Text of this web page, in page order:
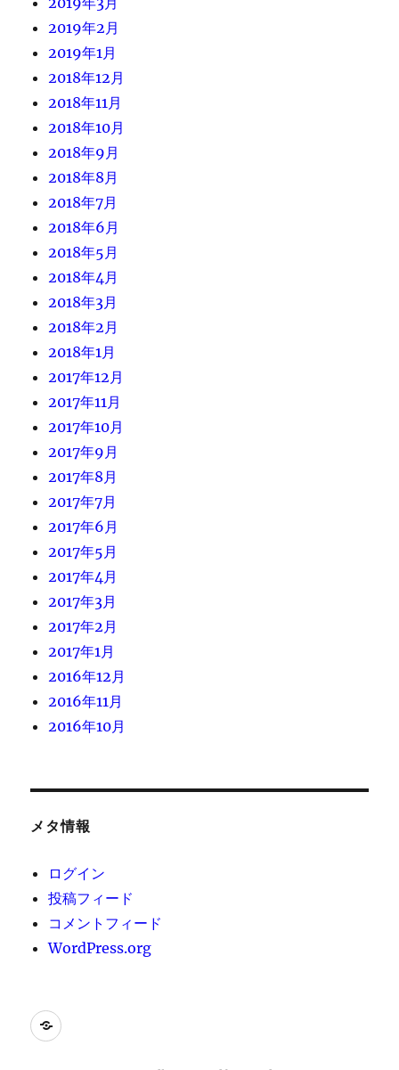
2019年2月
2019年1月
2018年12月
2018年11月
2018年10月
2018年9月
2018年8月
2018年7月
2018年6月
2018年5月
2018年4月
2018年3月
2018年2月
2018年1月
2017年12月
2017年11月
2017年10月
2017年9月
2017年8月
2017年7月
2017年6月
2017年5月
2017年4月
2017年3月
2017年2月
2017年1月
2016年12月
2016年11月
2016年10月
メタ情報
ログイン
投稿フィード
コメントフィード
WordPress.org
[instagram-